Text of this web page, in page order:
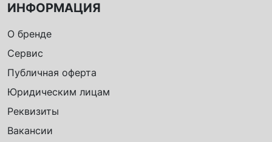
ИНФОРМАЦИЯ
О бренде
Сервис
Публичная оферта
Юридическим лицам
Реквизиты
Вакансии